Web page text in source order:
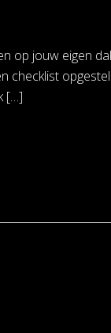
op jouw eigen
checklist
[…]